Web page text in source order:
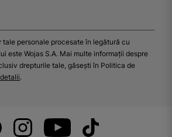
tale personale procesate în legătură cu
este Wojas S.A. Mai multe informații despre
drepturile tale, găsești în Politica de
.